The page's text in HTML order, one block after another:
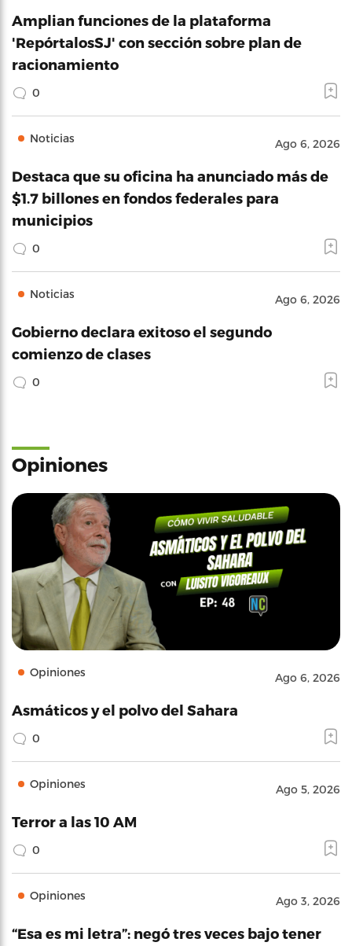
Amplian funciones de la plataforma
'RepórtalosSJ' con sección sobre plan de
racionamiento
0
Noticias Ago 6, 2026
Destaca que su oficina ha anunciado más de
$1.7 billones en fondos federales para
municipios
0
Noticias Ago 6, 2026
Gobierno declara exitoso el segundo
comienzo de clases
0
Opiniones
Opiniones Ago 6, 2026
Asmáticos y el polvo del Sahara
0
Opiniones Ago 5, 2026
Terror a las 10 AM
0
Opiniones Ago 3, 2026
“Esa es mi letra”: negó tres veces bajo tener